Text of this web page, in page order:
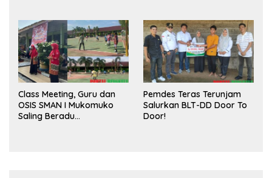
Class Meeting, Guru dan
OSIS SMAN I Mukomuko
Saling Beradu
Pemdes Teras Terunjam
Salurkan BLT-DD Door To
Door!